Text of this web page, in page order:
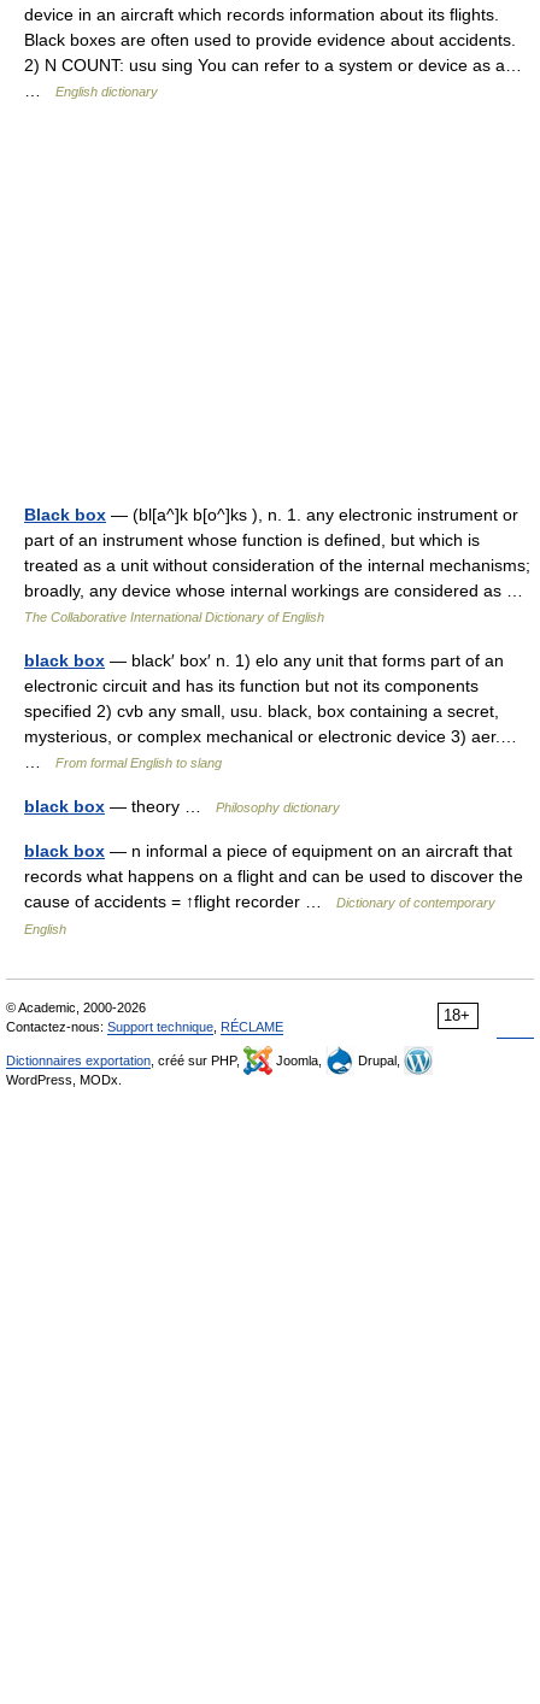
device in an aircraft which records information about its flights.
Black boxes are often used to provide evidence about accidents.
2) N COUNT: usu sing You can refer to a system or device as a…
English dictionary
Black box — (bl[a^]k b[o^]ks ), n. 1. any electronic instrument or
part of an instrument whose function is defined, but which is
treated as a unit without consideration of the internal mechanisms;
broadly, any device whose internal workings are considered as …
The Collaborative International Dictionary of English
black box — black′ box′ n. 1) elo any unit that forms part of an
electronic circuit and has its function but not its components
specified 2) cvb any small, usu. black, box containing a secret,
mysterious, or complex mechanical or electronic device 3) aer.…
From formal English to slang
black box — theory … Philosophy dictionary
black box — n informal a piece of equipment on an aircraft that
records what happens on a flight and can be used to discover the
cause of accidents = ↑flight recorder …
Dictionary of contemporary
English
18+
© Academic, 2000-2026
Contactez-nous: Support technique RÉCLAME
Dictionnaires exportation , créé sur PHP, Joomla,
Drupal,
WordPress, MODx.